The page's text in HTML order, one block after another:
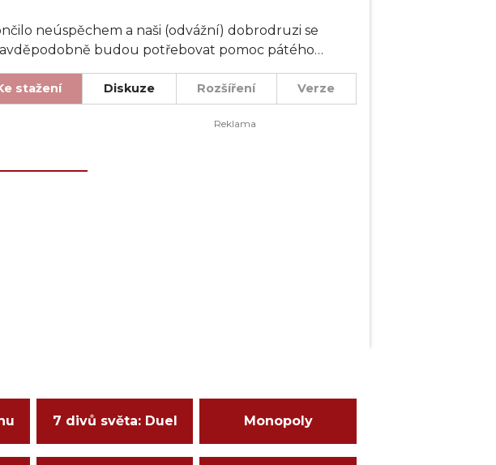
neúspěchem a naši (odvážní) dobrodruzi se
budou potřebovat pomoc pátého
stažení Diskuze Rozšíření Verze
7 divů světa: Duel Monopoly